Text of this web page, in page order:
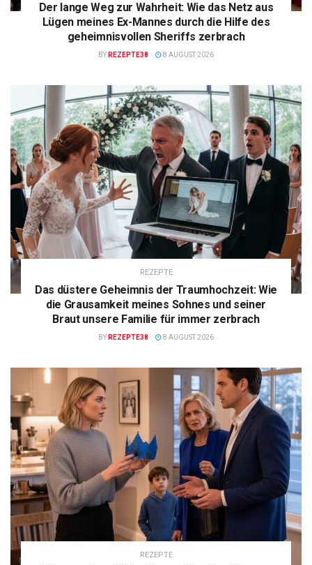
Der lange Weg zur Wahrheit: Wie das Netz aus
Lügen meines Ex-Mannes durch die Hilfe des
geheimnisvollen Sheriffs zerbrach
BY REZEPTE38 8 AUGUST 2026
REZEPTE
Das düstere Geheimnis der Traumhochzeit: Wie
die Grausamkeit meines Sohnes und seiner
Braut unsere Familie für immer zerbrach
BY REZEPTE38 8 AUGUST 2026
REZEPTE